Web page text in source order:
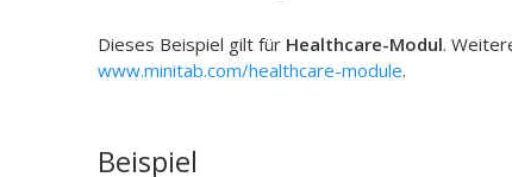
Dieses Beispiel gilt für Healthcare-Modul.
www.minitab.com/healthcare-module.
Beispiel